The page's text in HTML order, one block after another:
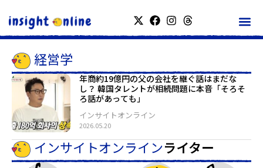
経営学
年商約19億円の父の会社を継ぐ話はまだな
し？ 韓国タレントが相続問題に本音「そろそ
ろ話があっても」
2026.05.20
インサイトオンライン
インサイトオンラインライター